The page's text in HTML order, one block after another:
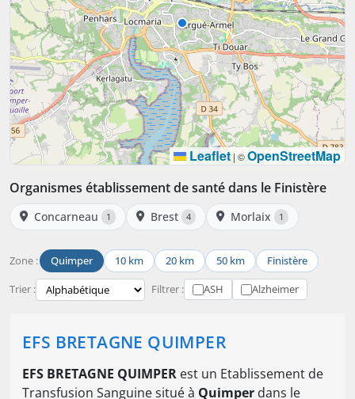
Leaflet | ©OpenStreetMap
Organismes établissement de santé dans le Finistère
Concarneau 1 Brest 4 Morlaix 1
Zone : Quimper 10 km 20 km 50 km Finistère
Trier : Filtrer : ASH Alzheimer
EFS BRETAGNE QUIMPER
EFS BRETAGNE QUIMPER est un Etablissement de
Transfusion Sanguine situé à Quimper dans le